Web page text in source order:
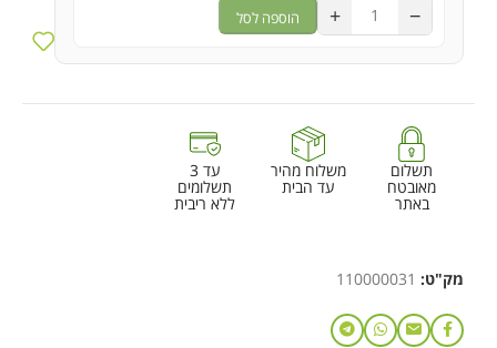
−
+ הוספה לסל
תשלום
מאובטח
באתר
משלוח מהיר
עד הבית
עד 3
תשלומים
ללא ריבית
מק"ט: 110000031